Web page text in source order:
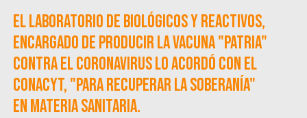
El Laboratorio de Biológicos y Reactivos,
encargado de producir la vacuna "Patria"
contra el coronavirus lo acordó con el
CONACyT, "para recuperar la soberanía"
en materia sanitaria.